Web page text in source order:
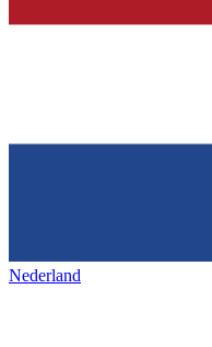
Nederland